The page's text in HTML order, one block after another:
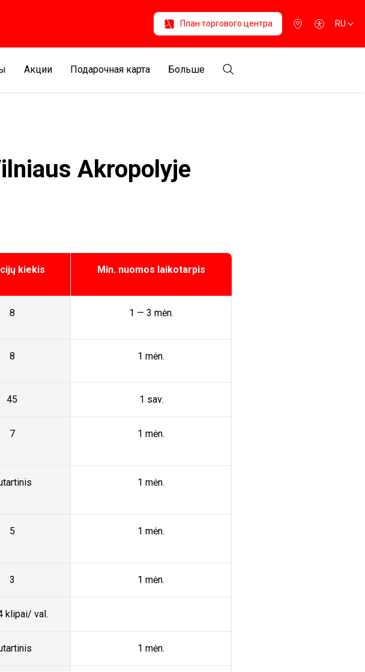
План торгового центра RU
Aкции Подарочная карта Больше
Akropolyje
kiekis Min. nuomos laikotarpis
8 1 — 3 mėn.
8 1 mėn.
45 1 sav.
7 1 mėn.
1 mėn.
5 1 mėn.
3 1 mėn.
klipai/ val.
1 mėn.